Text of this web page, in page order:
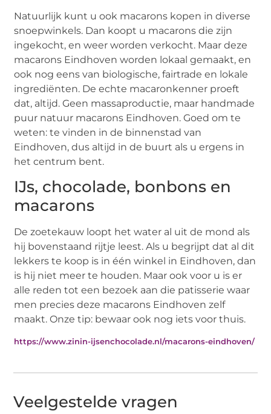
Natuurlijk kunt u ook macarons kopen in diverse
snoepwinkels. Dan koopt u macarons die zijn
ingekocht, en weer worden verkocht. Maar deze
macarons Eindhoven worden lokaal gemaakt, en
ook nog eens van biologische, fairtrade en lokale
ingrediënten. De echte macaronkenner proeft
dat, altijd. Geen massaproductie, maar handmade
puur natuur macarons Eindhoven. Goed om te
weten: te vinden in de binnenstad van
Eindhoven, dus altijd in de buurt als u ergens in
het centrum bent.
IJs, chocolade, bonbons en
macarons
De zoetekauw loopt het water al uit de mond als
hij bovenstaand rijtje leest. Als u begrijpt dat al dit
lekkers te koop is in één winkel in Eindhoven, dan
is hij niet meer te houden. Maar ook voor u is er
alle reden tot een bezoek aan die patisserie waar
men precies deze macarons Eindhoven zelf
maakt. Onze tip: bewaar ook nog iets voor thuis.
https://www.zinin-ijsenchocolade.nl/macarons-eindhoven/
Veelgestelde vragen